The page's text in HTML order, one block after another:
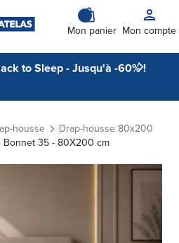
Mon panier Mon compte
to Sleep - Jusqu'à -60% !
housse
Drap-housse 80x200
Bonnet 35 - 80X200 cm